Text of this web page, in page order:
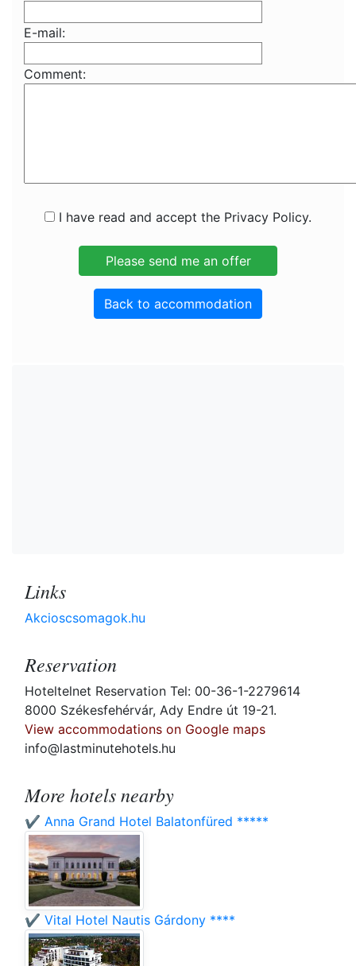
E-mail:
Comment:
I have read and accept the Privacy Policy.
Back to accommodation
Links
Akcioscsomagok.hu
Reservation
Hoteltelnet Reservation Tel: 00-36-1-2279614
8000 Székesfehérvár, Ady Endre út 19-21.
View accommodations on Google maps
info@lastminutehotels.hu
More hotels nearby
✔️ Anna Grand Hotel Balatonfüred *****
✔️ Vital Hotel Nautis Gárdony ****